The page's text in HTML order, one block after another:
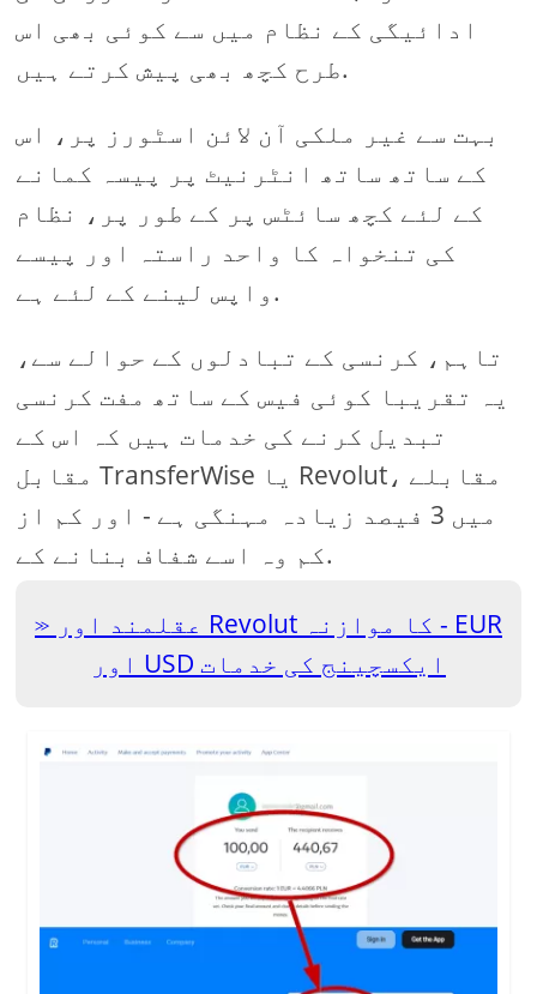
ادائیگی کے نظام میں سے کوئی بھی اس
طرح کچھ بھی پیش کرتے ہیں.
بہت سے غیر ملکی آن لائن اسٹورز پر، اس
کے ساتھ ساتھ انٹرنیٹ پر پیسہ کمانے
کے لئے کچھ سائٹس پر کے طور پر، نظام
کی تنخواہ کا واحد راستہ اور پیسے
واپس لینے کے لئے ہے.
تاہم، کرنسی کے تبادلوں کے حوالے سے،
یہ تقریبا کوئی فیس کے ساتھ مفت کرنسی
تبدیل کرنے کی خدمات ہیں کہ اس کے
مقابل TransferWise یا Revolut، مقابلے
میں 3 فیصد زیادہ مہنگی ہے - اور کم از
کم وہ اسے شفاف بنانے کے.
عقلمند اور Revolut کا موازنہ - EUR
اور USD ایکسچینج کی خدمات